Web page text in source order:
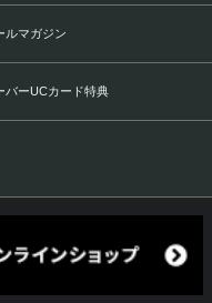
ルマガジン
バーUCカード特典